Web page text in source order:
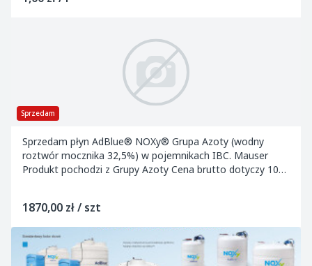
Sprzedam
Sprzedam płyn AdBlue® NOXy® Grupa Azoty (wodny
roztwór mocznika 32,5%) w pojemnikach IBC. Mauser
Produkt pochodzi z Grupy Azoty Cena brutto dotyczy 1000
1870,00 zł / szt